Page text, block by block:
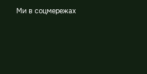
Ми в соцмережах